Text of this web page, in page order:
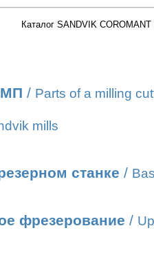
Каталог SANDVIK
/ Parts of a milling
mills
станке /
фрезерование /